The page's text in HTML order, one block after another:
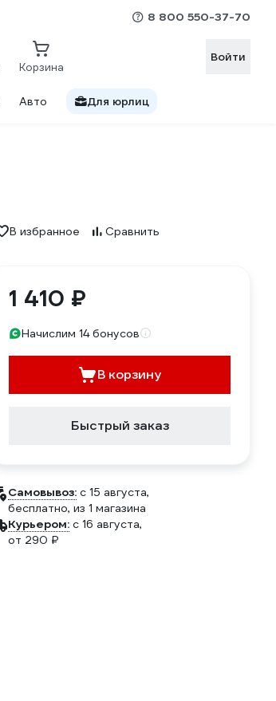
8 800 550-37-70
Корзина
Войти
Авто Для юрлиц
В избранное Сравнить
1 410 ₽
Начислим 14 бонусов
В корзину
Быстрый заказ
Самовывоз: c 15 августа,
бесплатно, из 1 магазина
Курьером: c 16 августа,
от 290 ₽